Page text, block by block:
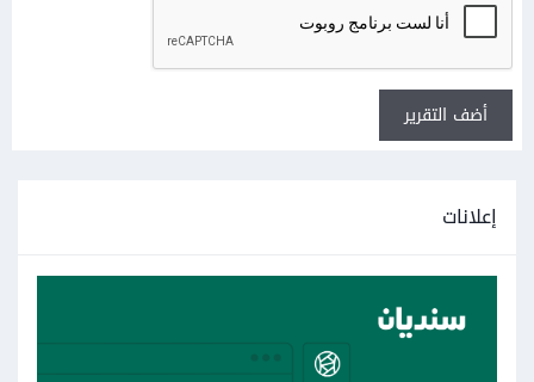
أضف التقرير
إعلانات